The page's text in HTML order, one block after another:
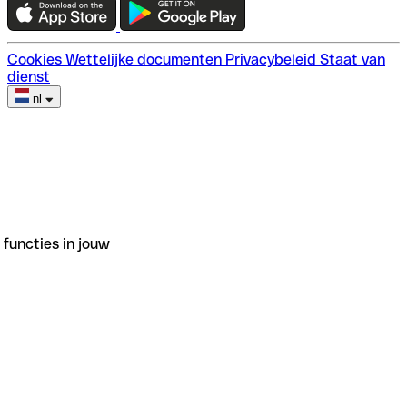
Cookies Wettelijke documenten Privacybeleid Staat van
dienst
nl
in jouw